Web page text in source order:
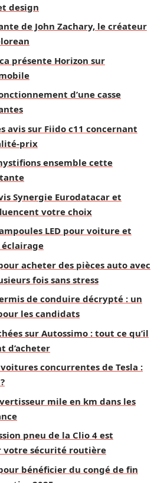
design
de John Zachary, le créateur
présente Horizon sur
d’une casse
avis sur Fiido c11 concernant
prix
ensemble cette
Synergie Eurodatacar et
votre choix
LED pour voiture et
acheter des pièces auto avec
fois sans stress
de conduire décrypté : un
les candidats
sur Autossimo : tout ce qu’il
d’acheter
concurrentes de Tesla :
mile en km dans les
pneu de la Clio 4 est
votre sécurité routière
bénéficier du congé de fin